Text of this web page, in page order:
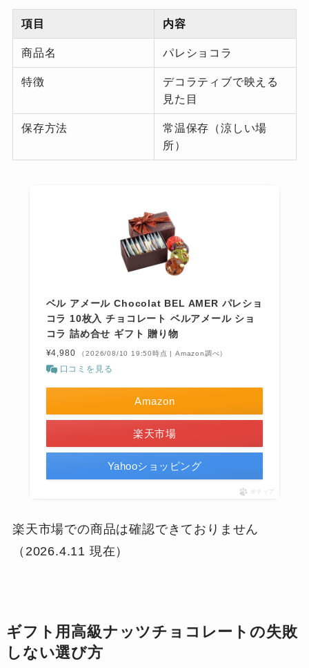
項目 内容
商品名 パレショコラ
特徴
デコラティブで映える
見た目
保存方法
常温保存（涼しい場
所）
ベル アメール Chocolat BEL AMER パレショ
コラ 10枚入 チョコレート ベルアメール ショ
コラ 詰め合せ ギフト 贈り物
¥4,980 （2026/08/10 19:50時点 | Amazon調べ）
口コミを見る
Amazon
楽天市場
Yahooショッピング
ポチップ
楽天市場での商品は確認できておりません
（2026.4.11 現在）
ギフト用高級ナッツチョコレートの失敗
しない選び方